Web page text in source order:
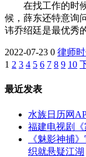
在找工作的时候
候，薛东还特意询
讳乔绍廷是最优秀
2022-07-23 0 律师
1 2 3 4 5 6 7 8 9 10
最近发表
水族日历网
福建电视剧
《魅影神捕
织就悬疑江湖